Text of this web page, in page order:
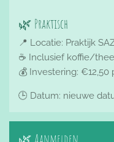
🌿 Praktisch
📍 Locatie: Praktijk
☕ Inclusief koffie/
💰 Investering: €12,50
🕒 Datum: nieuwe
🌿 Aanmelden